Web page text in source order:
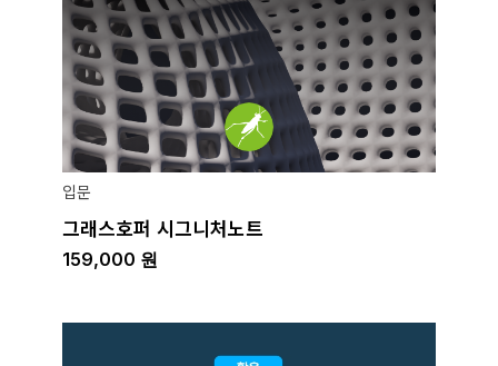
입문
그래스호퍼 시그니처노트
159,000 원